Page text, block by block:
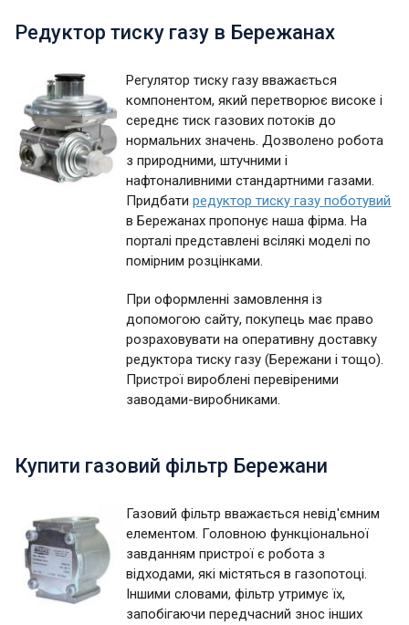
Редуктор тиску газу в Бережанах
Регулятор тиску газу вважається
компонентом, який перетворює високе і
середнє тиск газових потоків до
нормальних значень. Дозволено робота
з природними, штучними і
нафтоналивними стандартними газами.
Придбатиредуктор тиску газу поботувий
в Бережанах пропонує наша фірма. На
порталі представлені всілякі моделі по
помірним розцінками.
При оформленні замовлення із
допомогою сайту, покупець має право
розраховувати на оперативну доставку
редуктора тиску газу (Бережани і тощо).
Пристрої вироблені перевіреними
заводами-виробниками.
Купити газовий фільтр Бережани
Газовий фільтр вважається невід'ємним
елементом. Головною функціональної
завданням пристрої є робота з
відходами, які містяться в газопотоці.
Іншими словами, фільтр утримує їх,
запобігаючи передчасний знос інших